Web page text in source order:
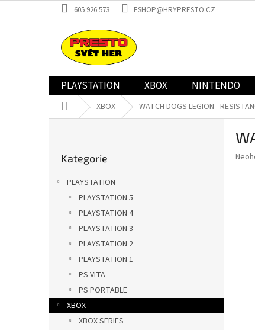
na
605 926 573 ESHOP@HRYPRESTO.CZ
PLAYSTATION XBOX NINTENDO
Domů XBOX WATCH DOGS LEGION -
l
kategorie
Kategorie
PLAYSTATION
PLAYSTATION 5
PLAYSTATION 4
PLAYSTATION 3
PLAYSTATION 2
PLAYSTATION 1
PS VITA
PS PORTABLE
XBOX
XBOX SERIES